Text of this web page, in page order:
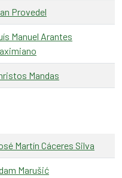
Provedel
Manuel Arantes
Mandas
Martín Cáceres Silva
Marušić